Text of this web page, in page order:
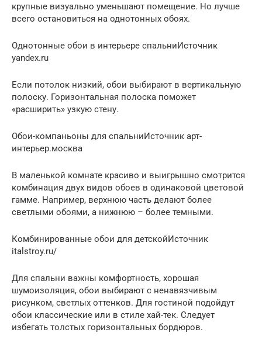
крупные визуально уменьшают помещение. Но лучше
всего остановиться на однотонных обоях.
Однотонные обои в интерьере спальниИсточник
yandex.ru
Если потолок низкий, обои выбирают в вертикальную
полоску. Горизонтальная полоска поможет
«расширить» узкую стену.
Обои-компаньоны для спальниИсточник арт-
интерьер.москва
В маленькой комнате красиво и выигрышно смотрится
комбинация двух видов обоев в одинаковой цветовой
гамме. Например, верхнюю часть делают более
светлыми обоями, а нижнюю – более темными.
Комбинированные обои для детскойИсточник
italstroy.ru/
Для спальни важны комфортность, хорошая
шумоизоляция, обои выбирают с ненавязчивым
рисунком, светлых оттенков. Для гостиной подойдут
обои классические или в стиле хай-тек. Следует
избегать толстых горизонтальных бордюров.